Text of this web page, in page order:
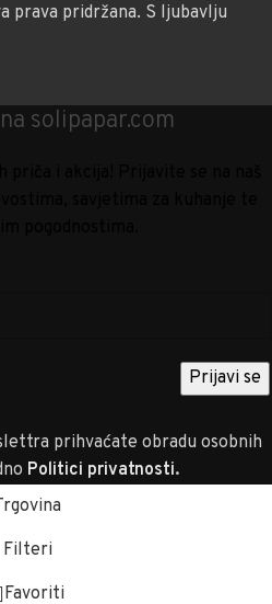
prava pridržana. S ljubavlju
solipapar.com
prihvaćate obradu osobnih
Politici privatnosti.
Filteri
Favoriti